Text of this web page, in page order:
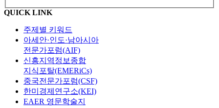
QUICK LINK
주제별 키워드
아세안·인도·남아시아
전문가포럼(AIF)
신흥지역정보종합
지식포탈(EMERiCs)
중국전문가포럼(CSF)
한미경제연구소(KEI)
EAER 영문학술지